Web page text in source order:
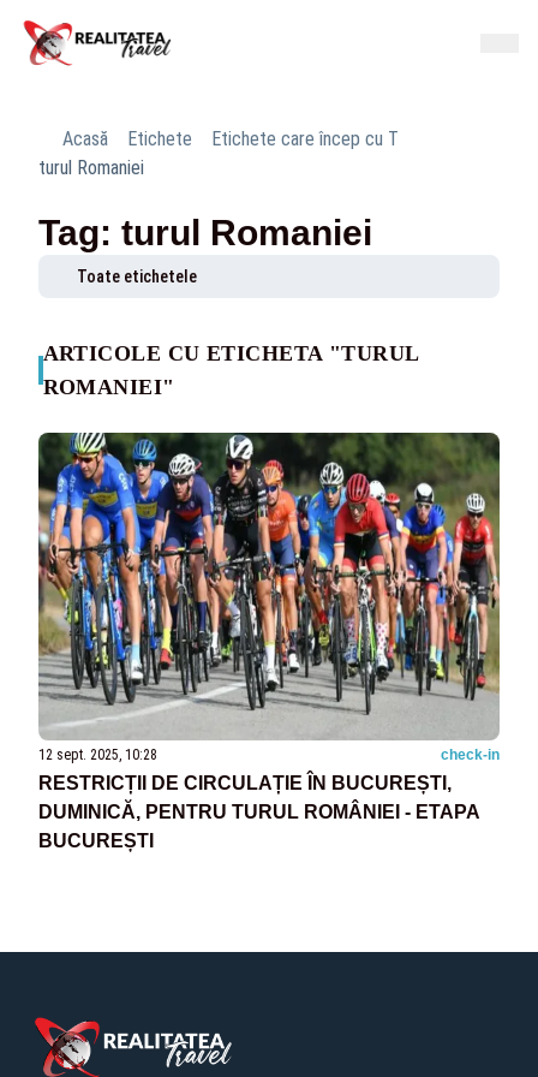
Acasă Etichete
Etichete care încep cu T
turul Romaniei
Tag: turul Romaniei
Toate etichetele
ARTICOLE CU ETICHETA "TURUL
ROMANIEI"
12 sept. 2025, 10:28 check-in
RESTRICȚII DE CIRCULAȚIE ÎN BUCUREȘTI,
DUMINICĂ, PENTRU TURUL ROMÂNIEI - ETAPA
BUCUREȘTI